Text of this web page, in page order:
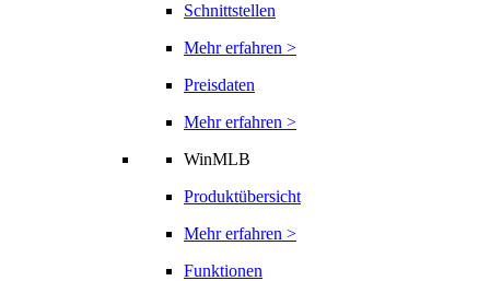
Schnittstellen
Mehr erfahren >
Preisdaten
Mehr erfahren >
WinMLB
Produktübersicht
Mehr erfahren >
Funktionen